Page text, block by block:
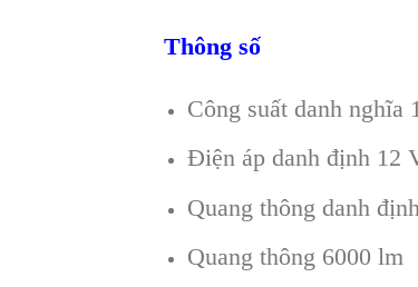
Thông số
Công suất danh nghĩa
Điện áp danh định 12
Quang thông danh
Quang thông 6000 lm